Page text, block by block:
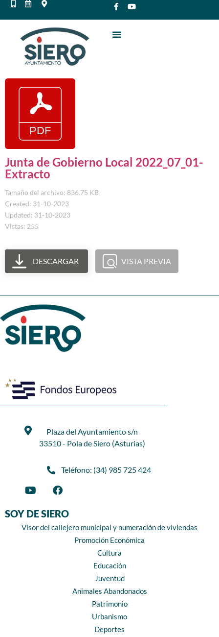
Junta de Gobierno Local 2022_07_01-
Extracto
Tamaño del archivo: 836.75 KB
Created: 31-10-2023
Updated: 31-10-2023
Vistas: 255
DESCARGAR VISTA PREVIA
Plaza del Ayuntamiento s/n
33510 - Pola de Siero (Asturias)
Teléfono: (34) 985 725 424
SOY DE SIERO
Visor del callejero municipal y numeración de viviendas
Promoción Económica
Cultura
Educación
Juventud
Animales Abandonados
Patrimonio
Urbanismo
Deportes